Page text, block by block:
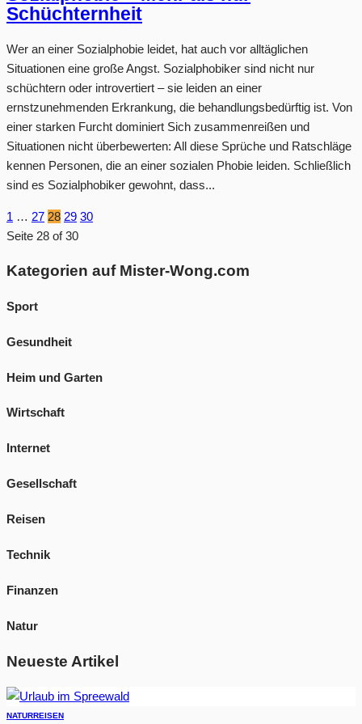
Schüchternheit
Wer an einer Sozialphobie leidet, hat auch vor alltäglichen
Situationen eine große Angst. Sozialphobiker sind nicht nur
schüchtern oder introvertiert – sie leiden an einer
ernstzunehmenden Erkrankung, die behandlungsbedürftig ist. Von
einer starken Furcht dominiert Sich zusammenreißen und
Situationen nicht überbewerten: All diese Sprüche und Ratschläge
kennen Personen, die an einer sozialen Phobie leiden. Schließlich
sind es Sozialphobiker gewohnt, dass...
1 … 27 28 29 30
Seite 28 of 30
Kategorien auf Mister-Wong.com
Sport
Gesundheit
Heim und Garten
Wirtschaft
Internet
Gesellschaft
Reisen
Technik
Finanzen
Natur
Neueste Artikel
NATURREISEN